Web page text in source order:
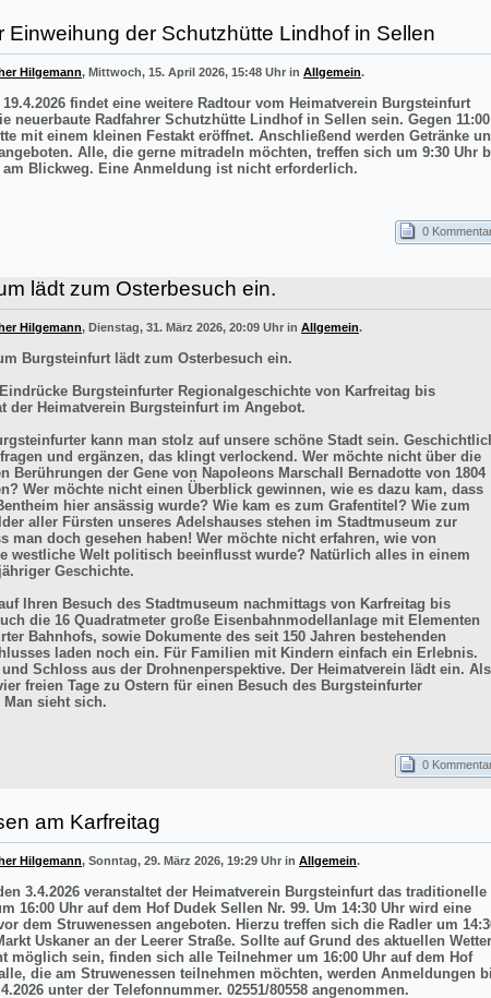
Einweihung der Schutzhütte Lindhof in Sellen
Hilgemann, Mittwoch, 15. April 2026, 15:48 Uhr in Allgemein.
findet eine weitere Radtour vom Heimatverein Burgsteinfurt
neuerbaute Radfahrer Schutzhütte Lindhof in Sellen sein. Gegen 11:00
mit einem kleinen Festakt eröffnet. Anschließend werden Getränke
Alle, die gerne mitradeln möchten, treffen sich um 9:30 Uhr
am Blickweg. Eine Anmeldung ist nicht erforderlich.
0
lädt zum Osterbesuch ein.
Hilgemann, Dienstag, 31. März 2026, 20:09 Uhr in Allgemein.
Burgsteinfurt lädt zum Osterbesuch ein.
Burgsteinfurter Regionalgeschichte von Karfreitag bis
der Heimatverein Burgsteinfurt im Angebot.
kann man stolz auf unsere schöne Stadt sein.
und ergänzen, das klingt verlockend. Wer möchte nicht über die
Berührungen der Gene von Napoleons Marschall Bernadotte von 1804
Wer möchte nicht einen Überblick gewinnen, wie es dazu kam, dass
hier ansässig wurde? Wie kam es zum Grafentitel? Wie zum
aller Fürsten unseres Adelshauses stehen im Stadtmuseum zur
man doch gesehen haben! Wer möchte nicht erfahren, wie von
westliche Welt politisch beeinflusst wurde? Natürlich alles in einem
Geschichte.
Ihren Besuch des Stadtmuseum nachmittags von Karfreitag bis
die 16 Quadratmeter große Eisenbahnmodellanlage mit Elementen
Bahnhofs, sowie Dokumente des seit 150 Jahren bestehenden
laden noch ein. Für Familien mit Kindern einfach ein Erlebnis.
und Schloss aus der Drohnenperspektive. Der Heimatverein lädt ein.
freien Tage zu Ostern für einen Besuch des Burgsteinfurter
sieht sich.
0
am Karfreitag
Hilgemann, Sonntag, 29. März 2026, 19:29 Uhr in Allgemein.
3.4.2026 veranstaltet der Heimatverein Burgsteinfurt das traditionelle
16:00 Uhr auf dem Hof Dudek Sellen Nr. 99. Um 14:30 Uhr wird eine
dem Struwenessen angeboten. Hierzu treffen sich die Radler um
Uskaner an der Leerer Straße. Sollte auf Grund des aktuellen
möglich sein, finden sich alle Teilnehmer um 16:00 Uhr auf dem Hof
die am Struwenessen teilnehmen möchten, werden Anmeldungen
unter der Telefonnummer. 02551/80558 angenommen.